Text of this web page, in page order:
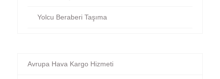
Yolcu Beraberi Taşıma
Avrupa Hava Kargo Hizmeti